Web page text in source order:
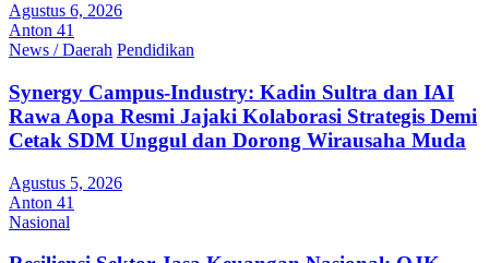
Agustus 6, 2026
Anton 41
News / Daerah Pendidikan
Synergy Campus-Industry: Kadin Sultra dan IAI
Rawa Aopa Resmi Jajaki Kolaborasi Strategis Demi
Cetak SDM Unggul dan Dorong Wirausaha Muda
Agustus 5, 2026
Anton 41
Nasional